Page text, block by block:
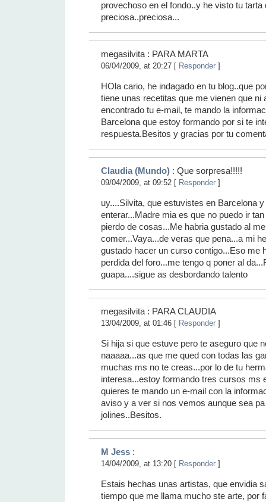
provechoso en el fondo..y he visto tu tarta
preciosa..preciosa...
megasilvita : PARA MARTA
06/04/2009, at 20:27 [ Responder ]
HOla cario, he indagado en tu blog..que
tiene unas recetitas que me vienen que ni
encontrado tu e-mail, te mando la
Barcelona que estoy formando por si te
respuesta.Besitos y gracias por tu
Claudia (Mundo) : Que sorpresa!!!!!
09/04/2009, at 09:52 [ Responder ]
uy....Silvita, que estuvistes en Barcelona
enterar...Madre mia es que no puedo ir
pierdo de cosas...Me habria gustado al
comer...Vaya...de veras que pena...a mi
gustado hacer un curso contigo...Eso me
perdida del foro...me tengo q poner al
guapa....sigue as desbordando talento
megasilvita : PARA CLAUDIA
13/04/2009, at 01:46 [ Responder ]
Si hija si que estuve pero te aseguro que
naaaaa...as que me qued con todas las
muchas ms no te creas...por lo de tu
interesa...estoy formando tres cursos ms
quieres te mando un e-mail con la
aviso y a ver si nos vemos aunque sea
jolines..Besitos.
M Jess :
14/04/2009, at 13:20 [ Responder ]
Estais hechas unas artistas, que envidia
tiempo que me llama mucho ste arte, por